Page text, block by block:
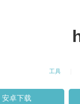
工具
安卓下载